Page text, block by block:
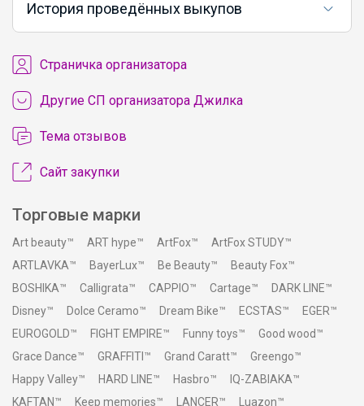
История проведённых выкупов
Cтраничка организатора
Другие СП организатора Джилка
Тема отзывов
Сайт закупки
Торговые марки
Art beauty™ ART hype™ ArtFox™
ArtFox STUDY™
ARTLAVKA™
BayerLux™ Be Beauty™
Beauty Fox™
BOSHIKA™
Calligrata™ CAPPIO™ Cartage™
DARK LINE™
Disney™
Dolce Ceramo™ Dream Bike™ ECSTAS™
EGER™
EUROGOLD™
FIGHT EMPIRE™ Funny toys™
Good wood™
Grace Dance™
GRAFFITI™ Grand Caratt™
Greengo™
Happy Valley™
HARD LINE™ Hasbro™
IQ-ZABIAKA™
KAFTAN™
Keep memories™ LANCER™
Luazon™